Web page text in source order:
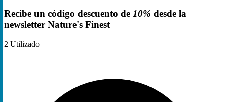
Recibe un código descuento de 10% desde la
newsletter Nature's Finest
2 Utilizado